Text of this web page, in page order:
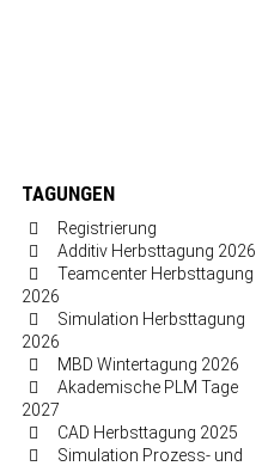
TAGUNGEN
Registrierung
Additiv Herbsttagung 2026
Teamcenter Herbsttagung
2026
Simulation Herbsttagung
2026
MBD Wintertagung 2026
Akademische PLM Tage
2027
CAD Herbsttagung 2025
Simulation Prozess- und